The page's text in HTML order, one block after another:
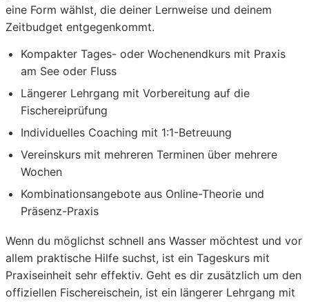
eine Form wählst, die deiner Lernweise und deinem
Zeitbudget entgegenkommt.
Kompakter Tages- oder Wochenendkurs mit Praxis
am See oder Fluss
Längerer Lehrgang mit Vorbereitung auf die
Fischereiprüfung
Individuelles Coaching mit 1:1-Betreuung
Vereinskurs mit mehreren Terminen über mehrere
Wochen
Kombinationsangebote aus Online-Theorie und
Präsenz-Praxis
Wenn du möglichst schnell ans Wasser möchtest und vor
allem praktische Hilfe suchst, ist ein Tageskurs mit
Praxiseinheit sehr effektiv. Geht es dir zusätzlich um den
offiziellen Fischereischein, ist ein längerer Lehrgang mit